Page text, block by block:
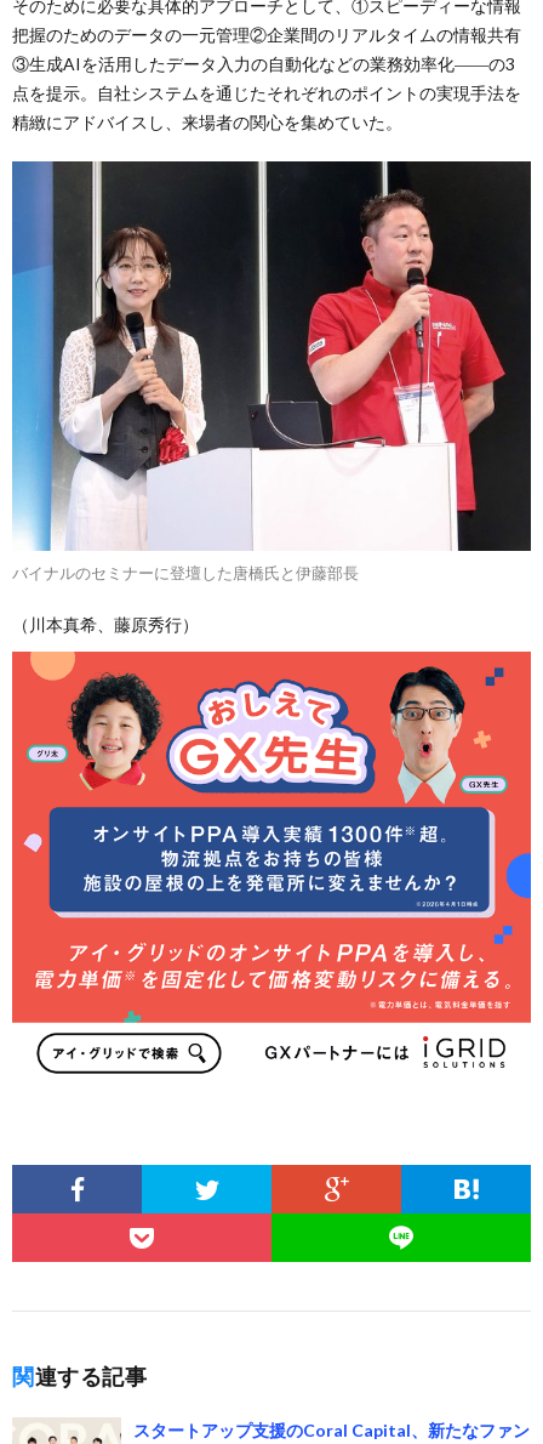
そのために必要な具体的アプローチとして、①スピーディーな情報
把握のためのデータの一元管理②企業間のリアルタイムの情報共有
③生成AIを活用したデータ入力の自動化などの業務効率化――の3
点を提示。自社システムを通じたそれぞれのポイントの実現手法を
精緻にアドバイスし、来場者の関心を集めていた。
バイナルのセミナーに登壇した唐橋氏と伊藤部長
（川本真希、藤原秀行）
関連する記事
スタートアップ支援のCoral Capital、新たなファン